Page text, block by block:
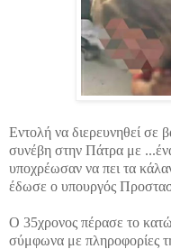
Εντολή να διερευνηθεί σε
συνέβη στην Πάτρα με ...
υποχρέωσαν να πει τα
έδωσε ο υπουργός
Ο 35χρονος πέρασε το
σύμφωνα με πληροφορίες